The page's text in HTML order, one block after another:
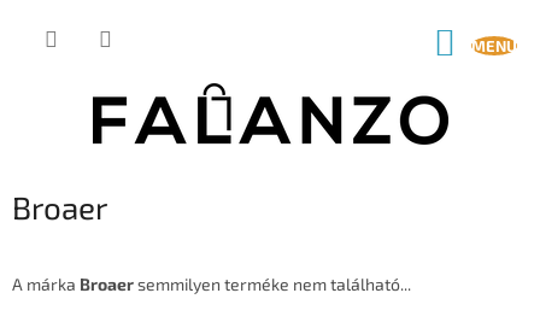
KOSÁR
Broaer
A márka Broaersemmilyen terméke nem található...